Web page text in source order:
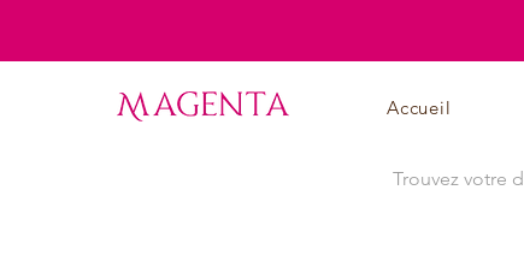
Accueil